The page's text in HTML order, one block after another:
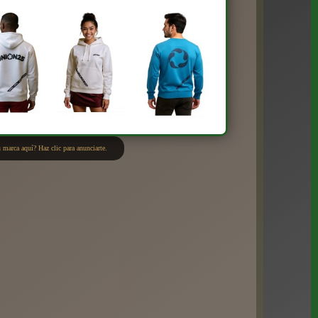
marca aquí? Haz clic para anunciarte.